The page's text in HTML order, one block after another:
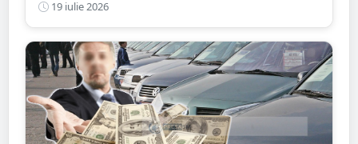
Probleme și în alte țări
19 iulie 2026